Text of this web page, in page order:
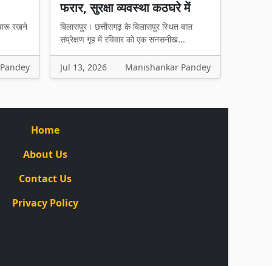
रखने
फरार, सुरक्षा व्यवस्था कठघरे में
बिलासपुर। छत्तीसगढ़ के बिलासपुर स्थित बाल
संप्रेक्षण गृह में रविवार को एक सनसनीख...
Jul 13, 2026 Manishankar Pandey
Home
About Us
Contact Us
Privacy Policy